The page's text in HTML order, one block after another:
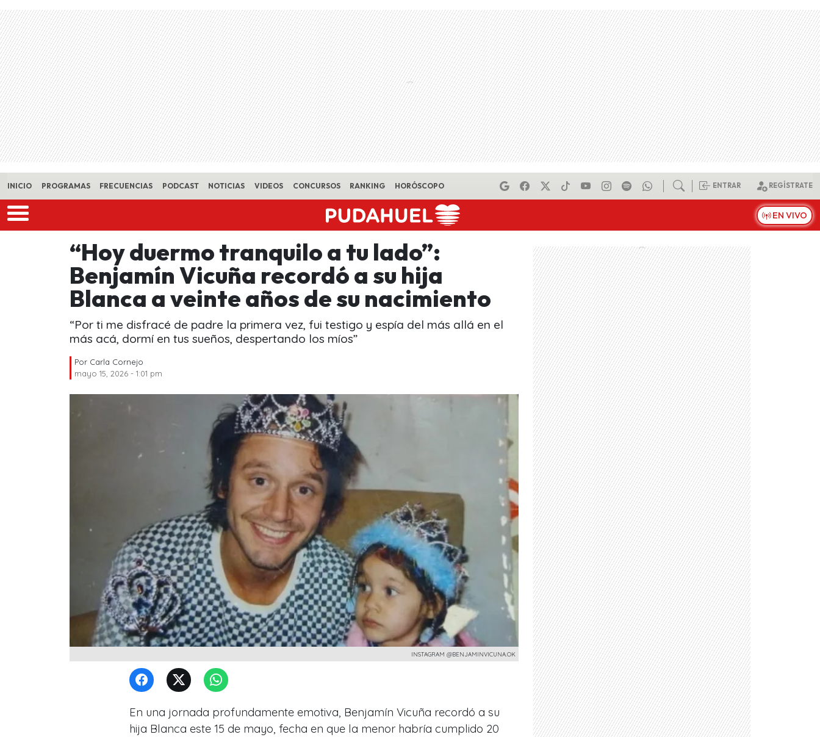
Skip to main content
INICIO PROGRAMAS FRECUENCIAS PODCAST NOTICIAS VIDEOS CONCURSOS RANKING HORÓSCOPO ENTRAR REGÍSTRATE
EN VIVO
“Hoy duermo tranquilo a tu lado”:
Benjamín Vicuña recordó a su hija
Blanca a veinte años de su nacimiento
“Por ti me disfracé de padre la primera vez, fui testigo y espía del más allá en el
más acá, dormí en tus sueños, despertando los míos”
Por Carla Cornejo
mayo 15, 2026 - 1:01 pm
INSTAGRAM @BENJAMINVICUNA.OK
En una jornada profundamente emotiva, Benjamín Vicuña recordó a su
hija Blanca este 15 de mayo, fecha en que la menor habría cumplido 20